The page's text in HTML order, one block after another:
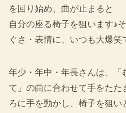
を回り始め、曲が止まると
自分の座る椅子を狙います♪
ぐさ・表情に、いつも大爆笑
年少・年中・年長さんは、
て」の曲に合わせて手をたた
ろに手を動かし、椅子を狙い